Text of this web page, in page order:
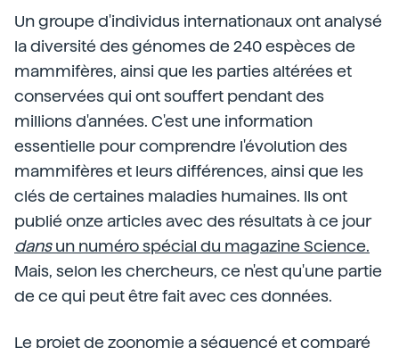
Un groupe d'individus internationaux ont analysé
la diversité des génomes de 240 espèces de
mammifères, ainsi que les parties altérées et
conservées qui ont souffert pendant des
millions d'années. C'est une information
essentielle pour comprendre l'évolution des
mammifères et leurs différences, ainsi que les
clés de certaines maladies humaines. Ils ont
publié onze articles avec des résultats à ce jour
dansun numéro spécial du magazine Science.
Mais, selon les chercheurs, ce n'est qu'une partie
de ce qui peut être fait avec ces données.
Le projet de zoonomie a séquencé etcomparé